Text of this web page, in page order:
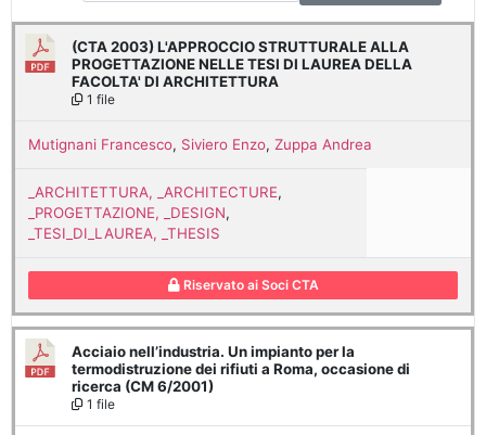
(CTA 2003) L'APPROCCIO STRUTTURALE ALLA
PROGETTAZIONE NELLE TESI DI LAUREA DELLA
FACOLTA' DI ARCHITETTURA
1 file
Mutignani Francesco, Siviero Enzo, Zuppa Andrea
_ARCHITETTURA, _ARCHITECTURE,
_PROGETTAZIONE, _DESIGN,
_TESI_DI_LAUREA, _THESIS
Riservato ai Soci CTA
Acciaio nell’industria. Un impianto per la
termodistruzione dei rifiuti a Roma, occasione di
ricerca (CM 6/2001)
1 file